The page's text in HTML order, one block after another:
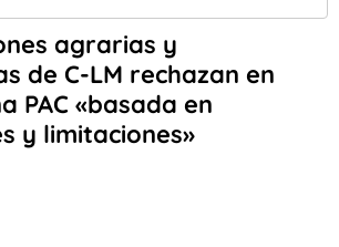
agrarias y
de C-LM rechazan en
PAC «basada en
y limitaciones»